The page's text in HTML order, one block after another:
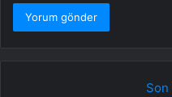
Son